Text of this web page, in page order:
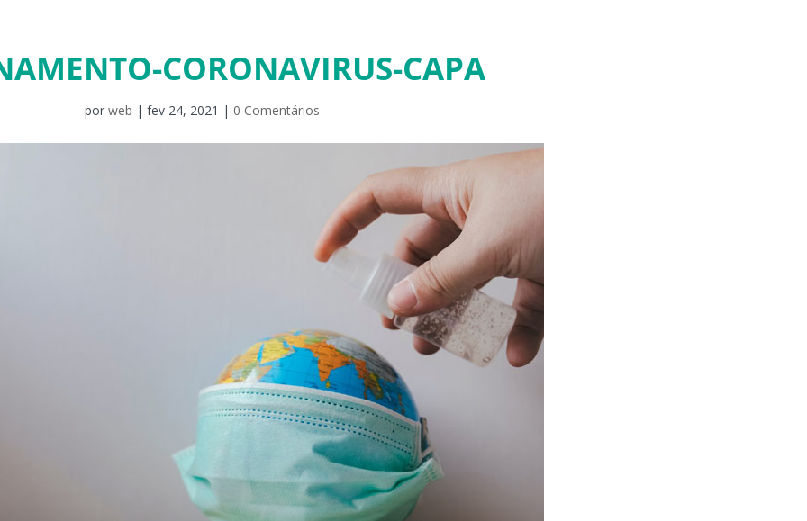
CORONAVIRUS-CAPA
por web | fev 24, 2021 | 0 Comentários